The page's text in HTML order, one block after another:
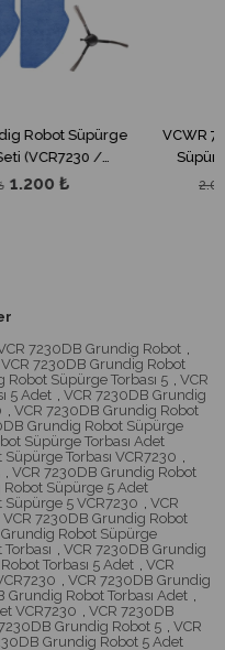
/
VCWR 72 Grundig
Süpürge Aksesuar
1.800 ₺
7230DB Grundig Robot ,
VCR 7230DB Grundig Robot
Süpürge Torbası 5 , VCR
5 Adet , VCR 7230DB Grundig
, VCR 7230DB Grundig Robot
Grundig Robot Süpürge
Süpürge Torbası Adet
Torbası VCR7230 ,
, VCR 7230DB Grundig Robot
Süpürge 5 Adet
5 VCR7230 , VCR
VCR 7230DB Grundig Robot
Robot Süpürge
, VCR 7230DB Grundig
Torbası 5 Adet , VCR
, VCR 7230DB Grundig
Grundig Robot Torbası Adet ,
VCR7230 , VCR 7230DB
Grundig Robot 5 , VCR
Grundig Robot 5 Adet